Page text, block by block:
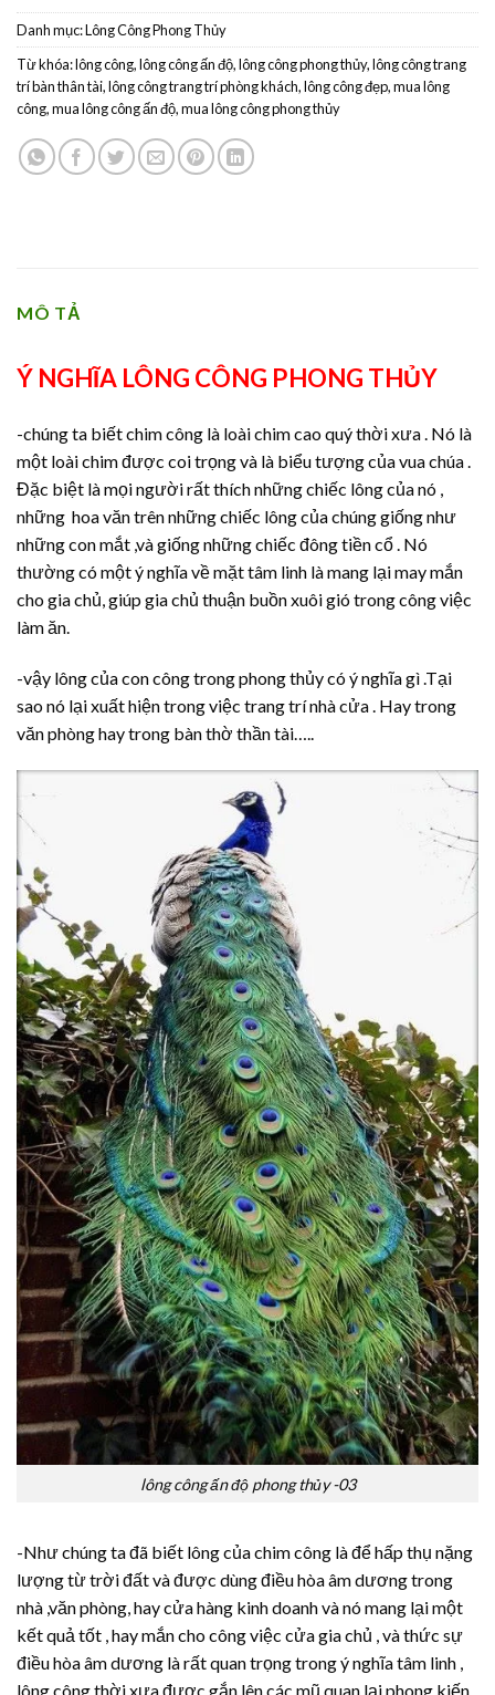
Danh mục:Lông Công Phong Thủy
Từ khóa:lông công,lông công ấn độ,lông công phong thủy,lông công trang
trí bàn thân tài,lông công trang trí phòng khách,lông công đẹp,mua lông
công,mua lông công ấn độ,mua lông công phong thủy
MÔ TẢ
Ý NGHĨA LÔNG CÔNG PHONG THỦY
-chúng ta biết chim công là loài chim cao quý thời xưa . Nó là
một loài chim được coi trọng và là biểu tượng của vua chúa .
Đặc biệt là mọi người rất thích những chiếc lông của nó ,
những hoa văn trên những chiếc lông của chúng giống như
những con mắt ,và giống những chiếc đông tiền cổ . Nó
thường có một ý nghĩa về mặt tâm linh là mang lại may mắn
cho gia chủ, giúp gia chủ thuận buồn xuôi gió trong công việc
làm ăn.
-vậy lông của con công trong phong thủy có ý nghĩa gì .Tại
sao nó lại xuất hiện trong việc trang trí nhà cửa . Hay trong
văn phòng hay trong bàn thờ thần tài…..
lông công ấn độ phong thủy -03
-Như chúng ta đã biết lông của chim công là để hấp thụ nặng
lượng từ trời đất và được dùng điều hòa âm dương trong
nhà ,văn phòng, hay cửa hàng kinh doanh và nó mang lại một
kết quả tốt , hay mắn cho công việc cửa gia chủ , và thức sự
điều hòa âm dương là rất quan trọng trong ý nghĩa tâm linh ,
lông công thời xưa được gắn lên các mũ quan lại phong kiến